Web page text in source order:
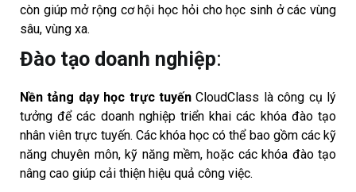
còn giúp mở rộng cơ hội học hỏi cho học sinh ở các vùng
sâu, vùng xa.
Đào tạo doanh nghiệp:
Nền tảng dạy học trực tuyến CloudClass là công cụ lý
tưởng để các doanh nghiệp triển khai các khóa đào tạo
nhân viên trực tuyến. Các khóa học có thể bao gồm các kỹ
năng chuyên môn, kỹ năng mềm, hoặc các khóa đào tạo
nâng cao giúp cải thiện hiệu quả công việc.